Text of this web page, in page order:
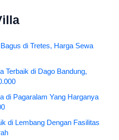
di Tretes, Harga Sewa
Terbaik di Dago Bandung,
di Pagaralam Yang Harganya
di Lembang Dengan Fasilitas